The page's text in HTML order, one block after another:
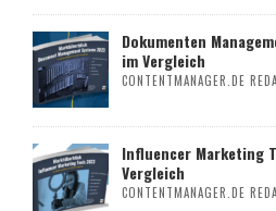
Dokumenten
im Vergleich
CONTENTMANAGER.DE
Influencer Marketing
Vergleich
CONTENTMANAGER.DE